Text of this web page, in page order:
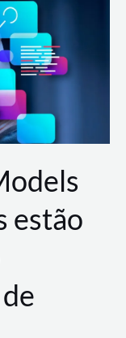
estão